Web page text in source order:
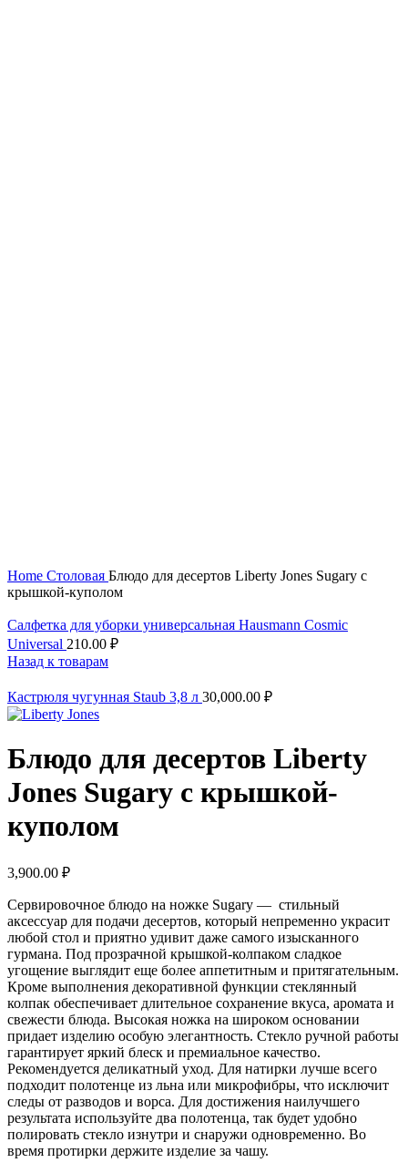
Home Столовая Блюдо для десертов Liberty Jones Sugary с
крышкой-куполом
Салфетка для уборки универсальная Hausmann Cosmic
Universal 210.00 ₽
Назад к товарам
Кастрюля чугунная Staub 3,8 л 30,000.00 ₽
Блюдо для десертов Liberty
Jones Sugary с крышкой-
куполом
3,900.00 ₽
Сервировочное блюдо на ножке Sugary — стильный
аксессуар для подачи десертов, который непременно украсит
любой стол и приятно удивит даже самого изысканного
гурмана. Под прозрачной крышкой-колпаком сладкое
угощение выглядит еще более аппетитным и притягательным.
Кроме выполнения декоративной функции стеклянный
колпак обеспечивает длительное сохранение вкуса, аромата и
свежести блюда. Высокая ножка на широком основании
придает изделию особую элегантность. Стекло ручной работы
гарантирует яркий блеск и премиальное качество.
Рекомендуется деликатный уход. Для натирки лучше всего
подходит полотенце из льна или микрофибры, что исключит
следы от разводов и ворса. Для достижения наилучшего
результата используйте два полотенца, так будет удобно
полировать стекло изнутри и снаружи одновременно. Во
время протирки держите изделие за чашу.